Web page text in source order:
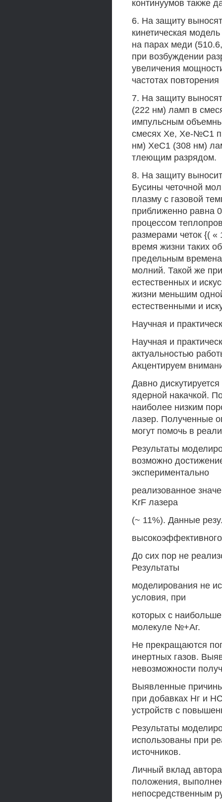
континуумов также
6. На защиту
кинетическая
на парах меди
при возбуждении
увеличения
частотах
7. На защиту
(222 нм) ламп в
импульсным
смесях Хе, Хе-№С1
нм) ХеС1 (308 нм)
тлеющим разрядом.
8. На защиту
Бусины четочной
плазму с газовой
приближенно равна
процессом
размерами четок {(
время жизни таких
предельным
молний. Такой же
естественных и
жизни меньшим
естественными и
Научная и
Научная и
актуальностью
Акцентируем
Давно
ядерной накачкой.
наиболее низким
лазер. Полученные
могут помочь в
Результаты
возможно
экспериментально
реализованное
KrF лазера
(~ 11%). Данные
До сих пор не
Результаты
моделирования не
условия, при
которых с
молекуле №+Аг.
Не прекращаются
инертных газов.
невозможности
Выявленные
при добавках Нг и
устройств с
Результаты
использованы при
источников.
Личный вклад
положения,
непосредственным